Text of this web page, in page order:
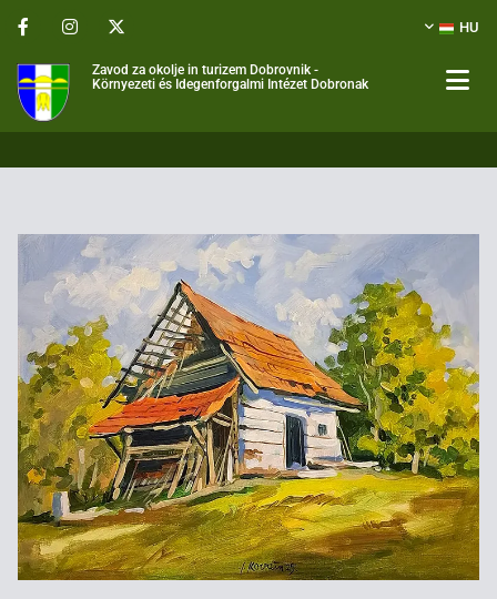
HU
Zavod za okolje in turizem Dobrovnik -
Környezeti és Idegenforgalmi Intézet Dobronak